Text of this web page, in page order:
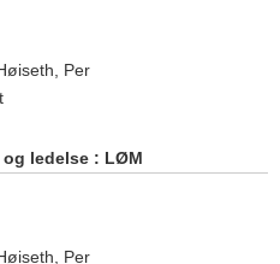
Per
ledelse : LØM
Per